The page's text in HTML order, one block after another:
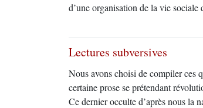
d’une organisation de la vie
Lectures subversives
Nous avons choisi de compiler ces
certaine prose se prétendant
Ce dernier occulte d’après nous la